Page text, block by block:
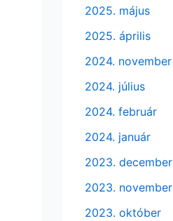
2025. május
2025. április
2024. november
2024. július
2024. február
2024. január
2023. december
2023. november
2023. október